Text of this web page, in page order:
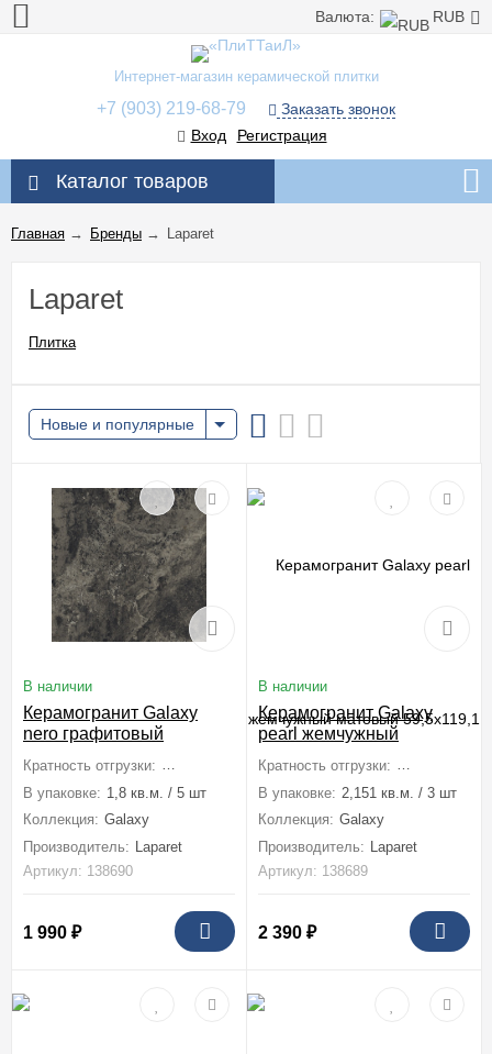
Валюта: RUB
Интернет-магазин керамической плитки
+7 (903) 219-68-79
Заказать звонок
Вход
Регистрация
Каталог товаров
Главная → Бренды → Laparet
Laparet
Плитка
Новые и популярные
В наличии
Керамогранит Galaxy
nero графитовый
матовый 59,5x59,5
Кратность отгрузки: 1 коробка (1,8 м2)
В упаковке: 1,8 кв.м. / 5 шт
Коллекция: Galaxy
Производитель: Laparet
Артикул: 138690
1 990 ₽
В наличии
Керамогранит Galaxy
pearl жемчужный
матовый 59,5x119,1
Кратность отгрузки: 1 коробка
В упаковке: 2,151 кв.м. / 3 шт
Коллекция: Galaxy
Производитель: Laparet
Артикул: 138689
2 390 ₽